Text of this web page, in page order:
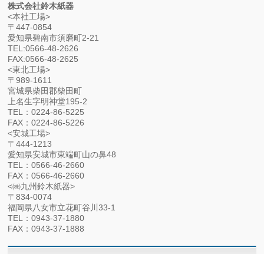
株式会社鈴木紙器
<本社工場>
〒447-0854
愛知県碧南市須磨町2-21
TEL:0566-48-2626
FAX:0566-48-2625
<東北工場>
〒989-1611
宮城県柴田郡柴田町
上名生字明神堂195-2
TEL：0224-86-5225
FAX：0224-86-5226
<安城工場>
〒444-1213
愛知県安城市東端町山の鼻48
TEL：0566-46-2660
FAX：0566-46-2660
<㈱九州鈴木紙器>
〒834-0074
福岡県八女市立花町谷川33-1
TEL：0943-37-1880
FAX：0943-37-1888